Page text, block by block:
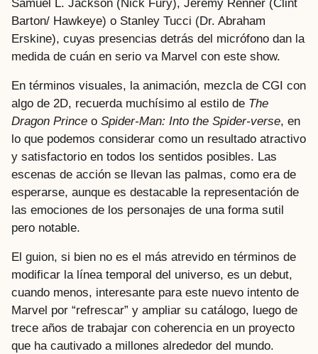
Samuel L. Jackson (Nick Fury), Jeremy Renner (Clint
Barton/ Hawkeye) o Stanley Tucci (Dr. Abraham
Erskine), cuyas presencias detrás del micrófono dan la
medida de cuán en serio va Marvel con este show.
En términos visuales, la animación, mezcla de CGI con
algo de 2D, recuerda muchísimo al estilo de The
Dragon Prince o Spider-Man: Into the Spider-verse, en
lo que podemos considerar como un resultado atractivo
y satisfactorio en todos los sentidos posibles. Las
escenas de acción se llevan las palmas, como era de
esperarse, aunque es destacable la representación de
las emociones de los personajes de una forma sutil
pero notable.
El guion, si bien no es el más atrevido en términos de
modificar la línea temporal del universo, es un debut,
cuando menos, interesante para este nuevo intento de
Marvel por “refrescar” y ampliar su catálogo, luego de
trece años de trabajar con coherencia en un proyecto
que ha cautivado a millones alrededor del mundo.